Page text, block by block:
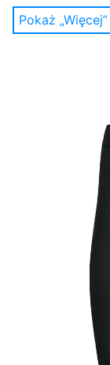
wewnętrzne
stylem i
wygodne
dołem, z
również z
legginsy,
spodnie i
bardzo
uprawiania
biegania
inne modele
spodni
materiału typu
czy tkanych z
spodni
efektem.
spodni lub
Pokaż „Więcej”